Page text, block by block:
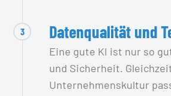
3 Datenqualität und
Eine gute KI ist nur so
und Sicherheit.
Unternehmenskultur